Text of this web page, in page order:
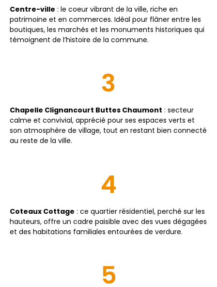
Centre-ville : le coeur vibrant de la ville, riche en
patrimoine et en commerces. Idéal pour flâner entre les
boutiques, les marchés et les monuments historiques qui
témoignent de l’histoire de la commune.
3
Chapelle Clignancourt Buttes Chaumont : secteur
calme et convivial, apprécié pour ses espaces verts et
son atmosphère de village, tout en restant bien connecté
au reste de la ville.
4
Coteaux Cottage : ce quartier résidentiel, perché sur les
hauteurs, offre un cadre paisible avec des vues dégagées
et des habitations familiales entourées de verdure.
5